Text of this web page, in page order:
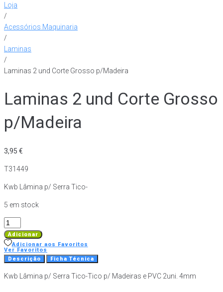
Loja
/
Acessórios Maquinaria
/
Laminas
/
Laminas 2 und Corte Grosso p/Madeira
Laminas 2 und Corte Grosso
p/Madeira
3,95 €
T31449
Kwb Lâmina p/ Serra Tico-
5 em stock
Quantidade
de
Laminas
2
Corte
Adicionar
Adicionar aos Favoritos
Ver Favoritos
Descrição
Ficha Técnica
Kwb Lâmina p/ Serra Tico-Tico p/ Madeiras e PVC 2uni. 4mm